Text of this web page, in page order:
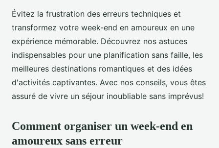
Évitez la frustration des erreurs techniques et
transformez votre week-end en amoureux en une
expérience mémorable. Découvrez nos astuces
indispensables pour une planification sans faille, les
meilleures destinations romantiques et des idées
d'activités captivantes. Avec nos conseils, vous êtes
assuré de vivre un séjour inoubliable sans imprévus!
Comment organiser un week-end en
amoureux sans erreur